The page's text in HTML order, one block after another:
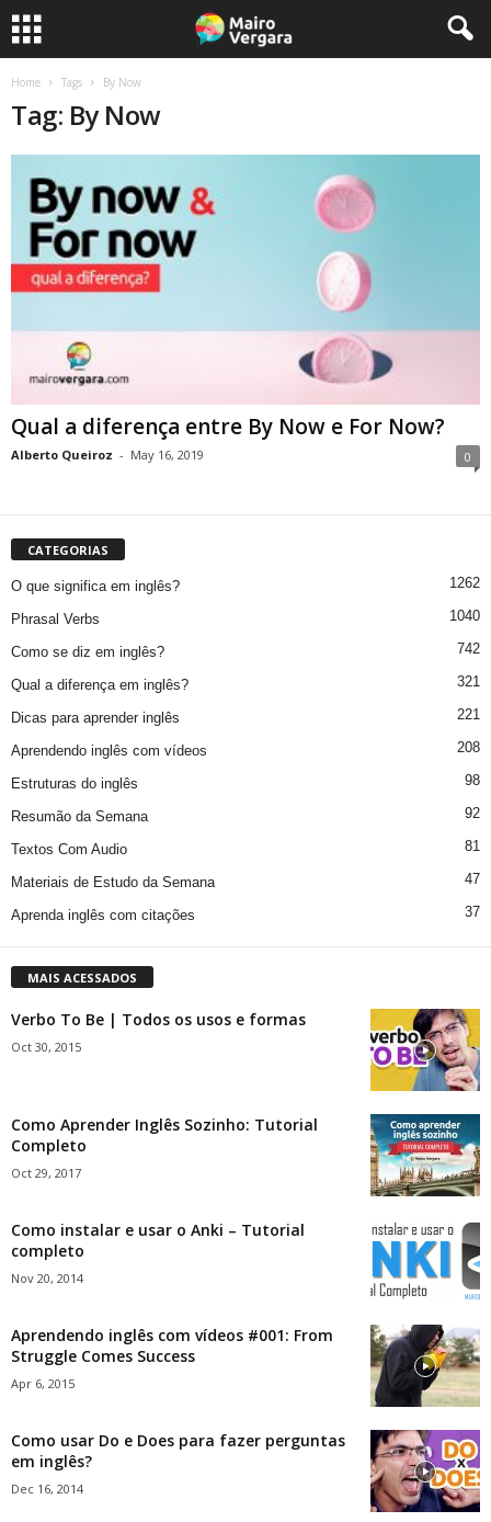
Home Tags By Now
Tag: By Now
Qual a diferença entre By Now e For Now?
Alberto Queiroz - May 16, 2019 0
CATEGORIAS
O que significa em inglês? 1262
Phrasal Verbs 1040
Como se diz em inglês? 742
Qual a diferença em inglês? 321
Dicas para aprender inglês 221
Aprendendo inglês com vídeos 208
Estruturas do inglês 98
Resumão da Semana 92
Textos Com Audio 81
Materiais de Estudo da Semana 47
Aprenda inglês com citações 37
MAIS ACESSADOS
Verbo To Be | Todos os usos e formas
Oct 30, 2015
Como Aprender Inglês Sozinho: Tutorial
Completo
Oct 29, 2017
Como instalar e usar o Anki – Tutorial
completo
Nov 20, 2014
Aprendendo inglês com vídeos #001: From
Struggle Comes Success
Apr 6, 2015
Como usar Do e Does para fazer perguntas
em inglês?
Dec 16, 2014